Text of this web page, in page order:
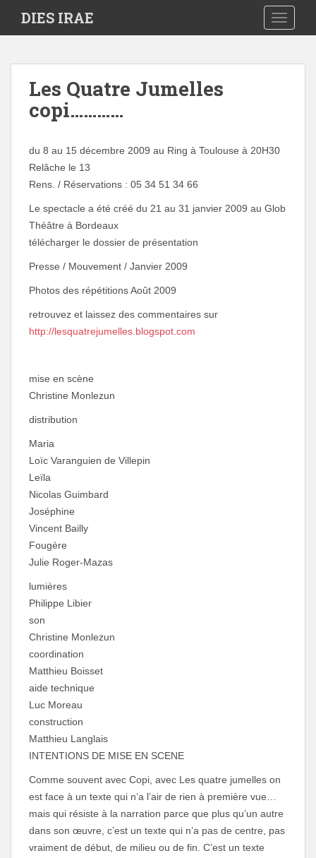
i
DIES IRAE
Les Quatre Jumelles
copi…………
du 8 au 15 décembre 2009 au Ring à Toulouse à 20H30
Relâche le 13
Rens. / Réservations : 05 34 51 34 66
Le spectacle a été créé du 21 au 31 janvier 2009 au Glob
Théâtre à Bordeaux
télécharger le dossier de présentation
Presse / Mouvement / Janvier 2009
Photos des répétitions Août 2009
retrouvez et laissez des commentaires sur
http://lesquatrejumelles.blogspot.com
mise en scène
Christine Monlezun
distribution
Maria
Loïc Varanguien de Villepin
Leïla
Nicolas Guimbard
Joséphine
Vincent Bailly
Fougère
Julie Roger-Mazas
lumières
Philippe Libier
son
Christine Monlezun
coordination
Matthieu Boisset
aide technique
Luc Moreau
construction
Matthieu Langlais
INTENTIONS DE MISE EN SCENE
Comme souvent avec Copi, avec Les quatre jumelles on
est face à un texte qui n’a l’air de rien à première vue…
mais qui résiste à la narration parce que plus qu’un autre
dans son œuvre, c’est un texte qui n’a pas de centre, pas
vraiment de début, de milieu ou de fin. C’est un texte